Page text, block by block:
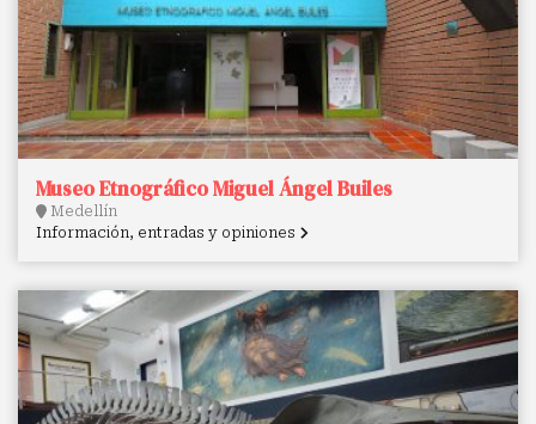
Museo Etnográfico Miguel Ángel Builes
Medellín
Información, entradas y opiniones